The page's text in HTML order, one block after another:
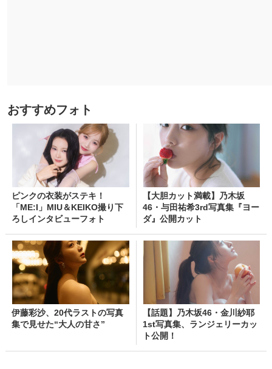
おすすめフォト
ピンクの衣装がステキ！
「ME:I」MIU＆KEIKO撮り下
ろしインタビューフォト
【大胆カット満載】乃木坂
46・与田祐希3rd写真集『ヨー
ダ』公開カット
伊藤彩沙、20代ラストの写真
集で見せた“大人の甘さ”
【話題】乃木坂46・金川紗耶
1st写真集、ランジェリーカッ
ト公開！